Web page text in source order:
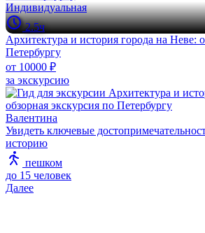
Индивидуальная
2.5ч
Архитектура и история города на Неве:
Петербургу
от 10000 ₽
за экскурсию
Валентина
Увидеть ключевые
историю
пешком
до 15 человек
Далее